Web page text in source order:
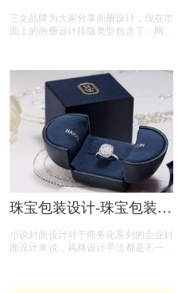
三文品牌为大家分享画册设计，现在市
面上的画册设计排版类型包含了：网格
细介绍一下各个的样式。
珠宝包装设计-珠宝包装应
些？
小说封面设计对于商务化系列的企业封
面设计来说，风格设计手法都是不一样